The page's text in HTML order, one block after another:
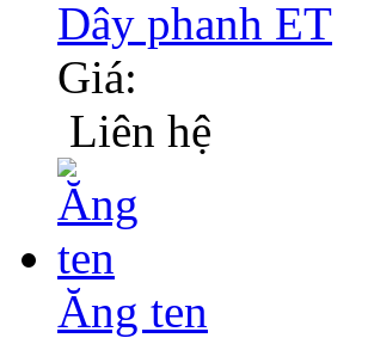
Dây phanh ET
Giá:
Liên hệ
Ăng ten